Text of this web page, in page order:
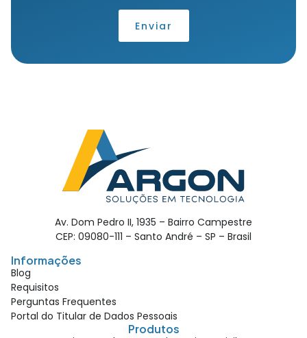
Enviar
Av. Dom Pedro II, 1935 – Bairro Campestre
CEP: 09080-111 – Santo André – SP – Brasil
Informações
Blog
Requisitos
Perguntas Frequentes
Portal do Titular de Dados Pessoais
Produtos